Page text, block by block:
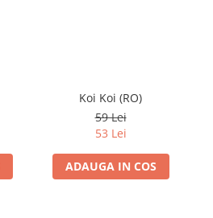
Koi Koi (RO)
59 Lei
53 Lei
ADAUGA IN COS